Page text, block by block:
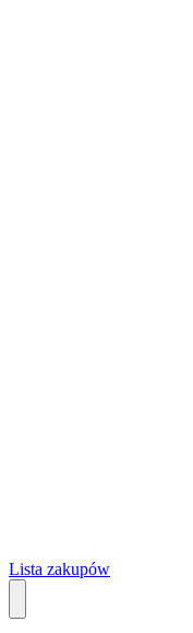
Lista zakupów